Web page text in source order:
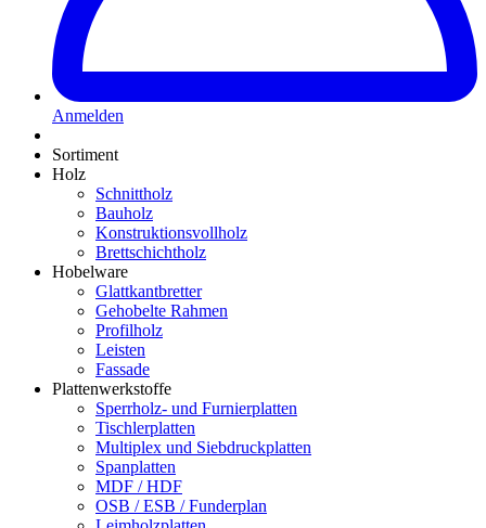
Anmelden
Sortiment
Holz
Schnittholz
Bauholz
Konstruktionsvollholz
Brettschichtholz
Hobelware
Glattkantbretter
Gehobelte Rahmen
Profilholz
Leisten
Fassade
Plattenwerkstoffe
Sperrholz- und Furnierplatten
Tischlerplatten
Multiplex und Siebdruckplatten
Spanplatten
MDF / HDF
OSB / ESB / Funderplan